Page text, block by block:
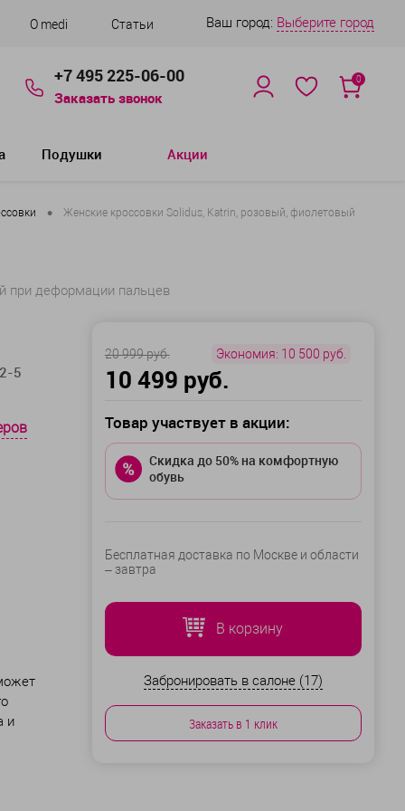
О medi Статьи Ваш город: Выберите город
+7 495 225-06-00
Заказать звонок
0
Подушки Акции
• Женские кроссовки Solidus, Katrin, розовый, фиолетовый
при деформации пальцев
5
и
10 499 руб.
20 999 руб. Экономия: 10 500 руб.
Товар участвует в акции:
Скидка до 50% на комфортную
обувь
Бесплатная доставка по Москве и области
– завтра
В корзину
Забронировать в салоне (17)
Заказать в 1 клик